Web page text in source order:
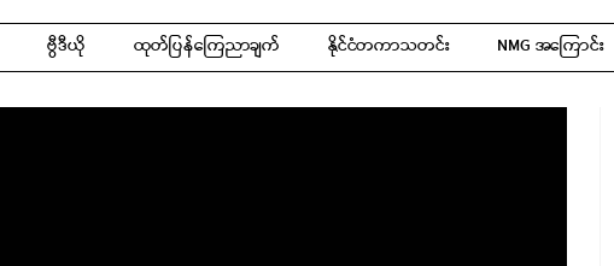
ဗွီဒီယို ထုတ်ပြန်ကြေညာချက် နိုင်ငံတကာသတင်း NMG အကြောင်း